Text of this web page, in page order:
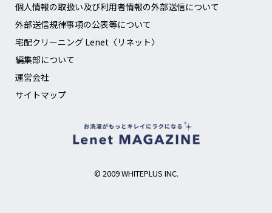
個人情報の取扱い及び利用者情報の外部送信について
外部送信規律事項の公表等について
宅配クリーニング Lenet〈リネット〉
編集部について
運営会社
サイトマップ
© 2009 WHITEPLUS INC.